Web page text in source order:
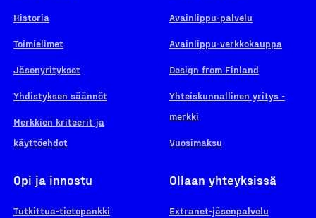
Historia
Toimielimet
Jäsenyritykset
Yhdistyksen säännöt
Merkkien kriteerit ja
käyttöehdot
Avainlippu-palvelu
Avainlippu-verkkokauppa
Design from Finland
Yhteiskunnallinen yritys -
merkki
Vuosimaksu
Opi ja innostu
Tutkittua-tietopankki
Ollaan yhteyksissä
Extranet-jäsenpalvelu